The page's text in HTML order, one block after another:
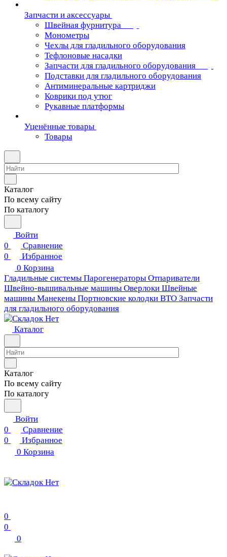
Запчасти и аксессуары
Швейная фурнитура
Монометры
Чехлы для гладильного оборудования
Тефлоновые насадки
Запчасти для гладильного оборудования
Подставки для гладильного оборудования
Антиминеральные картриджи
Коврики под утюг
Рукавные платформы
Уценённые товары
Товары
Каталог
По всему сайту
По каталогу
Войти
0
Сравнение
0
Избранное
0 Корзина
Гладильные системы Парогенераторы Отпариватели
Швейно-вышивальные машины Оверлоки Швейные
машины Манекены Портновские колодки ВТО Запчасти
для гладильного оборудования
Каталог
Каталог
По всему сайту
По каталогу
Войти
0
Сравнение
0
Избранное
0 Корзина
0
0
0